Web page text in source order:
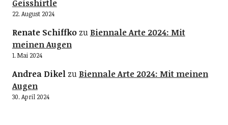
Geisshirtle
22. August 2024
Renate Schiffkozu Biennale Arte 2024: Mit
meinen Augen
1. Mai 2024
Andrea Dikelzu Biennale Arte 2024: Mit meinen
Augen
30. April 2024